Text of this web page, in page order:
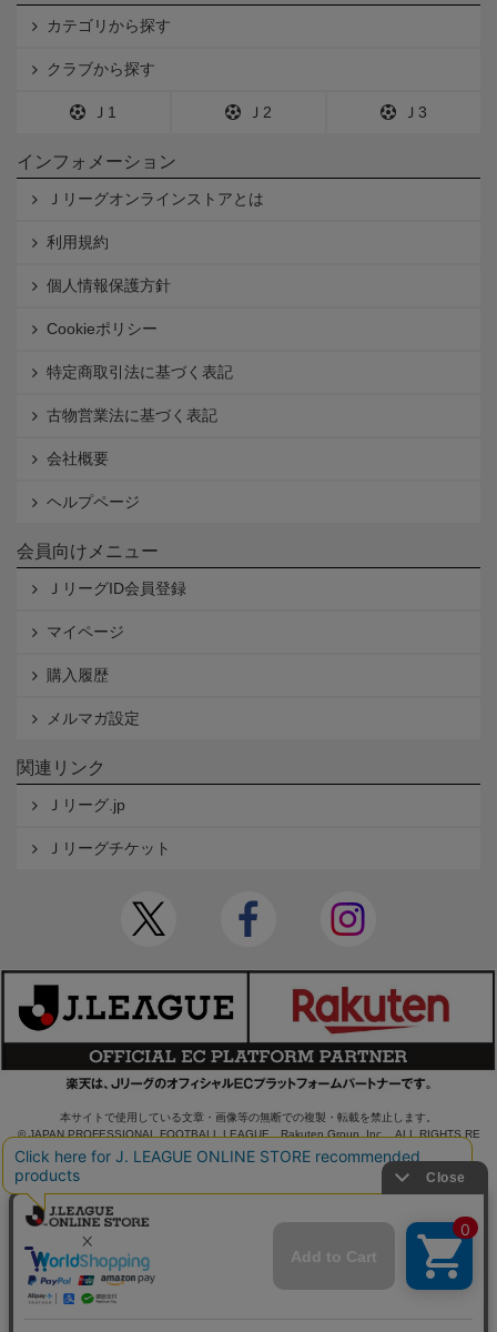
カテゴリから探す
クラブから探す
Ｊ1 Ｊ2 Ｊ3
インフォメーション
Ｊリーグオンラインストアとは
利用規約
個人情報保護方針
Cookieポリシー
特定商取引法に基づく表記
古物営業法に基づく表記
会社概要
ヘルプページ
会員向けメニュー
ＪリーグID会員登録
マイページ
購入履歴
メルマガ設定
関連リンク
Ｊリーグ.jp
Ｊリーグチケット
本サイトで使用している文章・画像等の無断での複製・転載を禁止します。
© JAPAN PROFESSIONAL FOOTBALL LEAGUE Rakuten Group, Inc. ALL RIGHTS RE
SERVED.